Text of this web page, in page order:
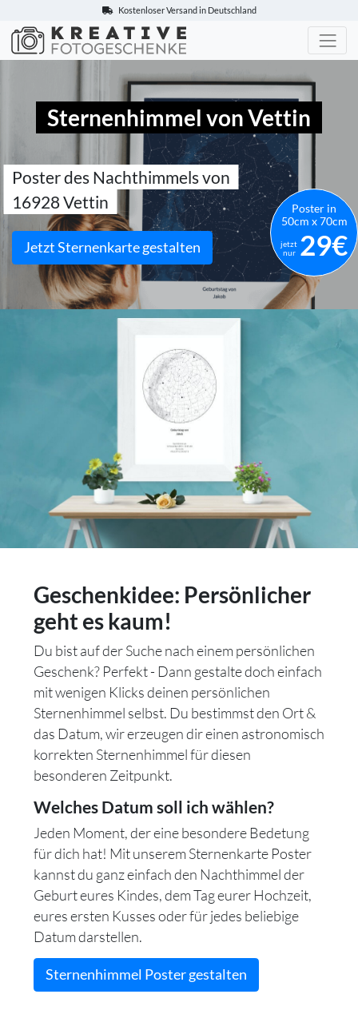
Kostenloser Versand in Deutschland
Kreative-Fotogeschenke.de
Sternenhimmel von Vettin
Poster des Nachthimmels von
16928 Vettin
Jetzt Sternenkarte gestalten
Poster in
50cm x 70cm
jetzt
nur 29€
Geschenkidee: Persönlicher
geht es kaum!
Du bist auf der Suche nach einem persönlichen
Geschenk? Perfekt - Dann gestalte doch einfach
mit wenigen Klicks deinen persönlichen
Sternenhimmel selbst. Du bestimmst den Ort &
das Datum, wir erzeugen dir einen astronomisch
korrekten Sternenhimmel für diesen
besonderen Zeitpunkt.
Welches Datum soll ich wählen?
Jeden Moment, der eine besondere Bedetung
für dich hat! Mit unserem Sternenkarte Poster
kannst du ganz einfach den Nachthimmel der
Geburt eures Kindes, dem Tag eurer Hochzeit,
eures ersten Kusses oder für jedes beliebige
Datum darstellen.
Sternenhimmel Poster gestalten